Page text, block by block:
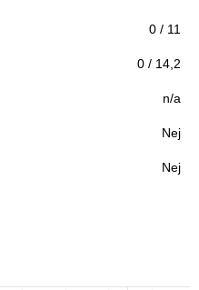
0 / 11
0 / 14,2
n/a
Nej
Nej